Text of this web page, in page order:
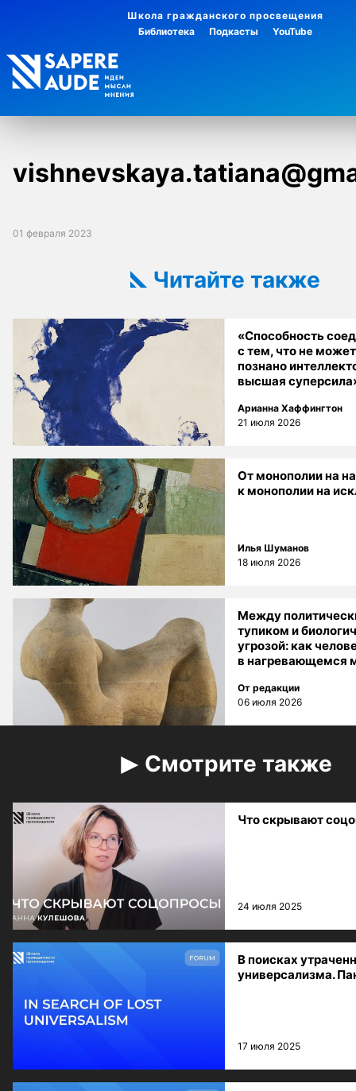
Школа гражданского просвещения
Библиотека
Подкасты YouTube
01 февраля 2023
Читайте также
«Способность
с тем, что не
познано
высшая
Арианна Хаффингтон
21 июля 2026
От монополии на
к монополии на
Илья Шуманов
18 июля 2026
Между
тупиком и
угрозой: как
в нагревающемся
От редакции
06 июля 2026
Смотрите также
Что скрывают
24 июля 2025
В поисках
универсализма.
17 июля 2025